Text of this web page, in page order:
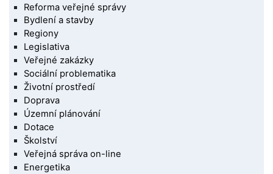
Reforma veřejné správy
Bydlení a stavby
Regiony
Legislativa
Veřejné zakázky
Sociální problematika
Životní prostředí
Doprava
Územní plánování
Dotace
Školství
Veřejná správa on-line
Energetika